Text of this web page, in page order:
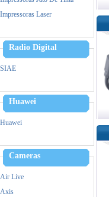
Impressoras Laser
Memoria
Cpu
Notebook
Ups- Nobreak
Power Bank - Carregador
Simultaneo
Leitor Biometrico
Teclado
Radio Digital
SIAE
Huawei
Huawei
Cameras
Air Live
Axis